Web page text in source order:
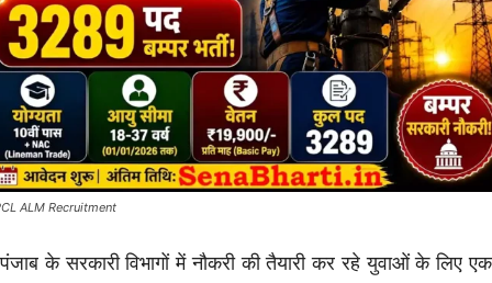
ALM Recruitment
पंजाब के सरकारी विभागों में नौकरी की तैयारी कर रहे युवाओं के लिए एक